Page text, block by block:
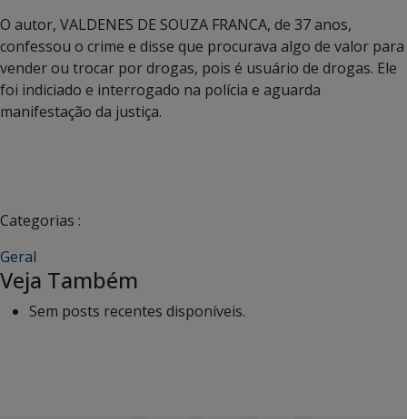
O autor, VALDENES DE SOUZA FRANCA, de 37 anos,
confessou o crime e disse que procurava algo de valor para
vender ou trocar por drogas, pois é usuário de drogas. Ele
foi indiciado e interrogado na polícia e aguarda
manifestação da justiça.
Categorias :
Geral
Veja Também
Sem posts recentes disponíveis.